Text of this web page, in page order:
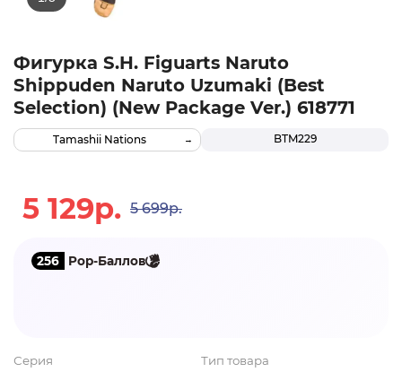
Фигурка S.H. Figuarts Naruto
Shippuden Naruto Uzumaki (Best
Selection) (New Package Ver.) 618771
BTM229
Tamashii Nations
5 129р. 5 699р.
256 Pop-Баллов
Серия Тип товара